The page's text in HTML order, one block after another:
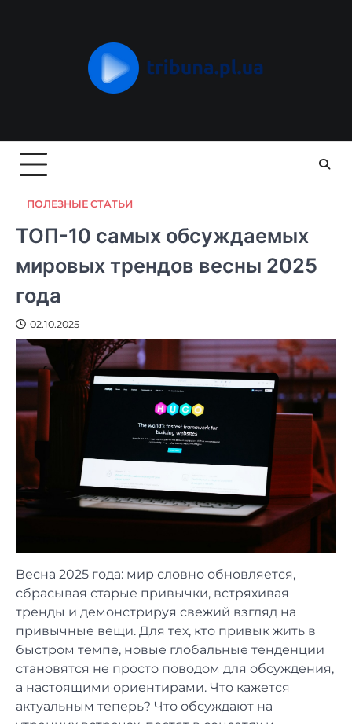
ПОЛЕЗНЫЕ СТАТЬИ
ТОП-10 самых обсуждаемых
мировых трендов весны 2025
года
02.10.2025
Весна 2025 года: мир словно обновляется,
сбрасывая старые привычки, встряхивая
тренды и демонстрируя свежий взгляд на
привычные вещи. Для тех, кто привык жить в
быстром темпе, новые глобальные тенденции
становятся не просто поводом для обсуждения,
а настоящими ориентирами. Что кажется
актуальным теперь? Что обсуждают на